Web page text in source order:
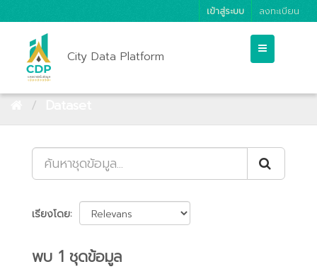
เข้าสู่ระบบ ลงทะเบียน
City Data Platform
เรียงโดย
พบ 1 ชุดข้อมูล